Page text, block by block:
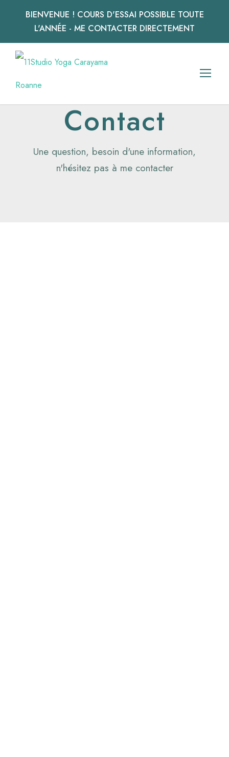
BIENVENUE ! COURS D'ESSAI POSSIBLE TOUTE
L'ANNÉE - ME CONTACTER DIRECTEMENT
Contact
Une question, besoin d'une information,
n'hésitez pas à me contacter